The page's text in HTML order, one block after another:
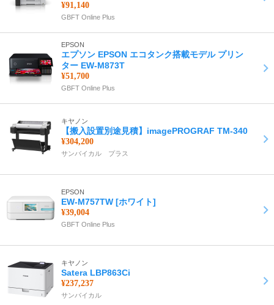
¥91,140
GBFT Online Plus
EPSON
エプソン EPSON エコタンク搭載モデル プリン
ター EW-M873T
¥51,700
GBFT Online Plus
キヤノン
【搬入設置別途見積】imagePROGRAF TM-340
¥304,200
サンバイカル プラス
EPSON
EW-M757TW [ホワイト]
¥39,004
GBFT Online Plus
キヤノン
Satera LBP863Ci
¥237,237
サンバイカル